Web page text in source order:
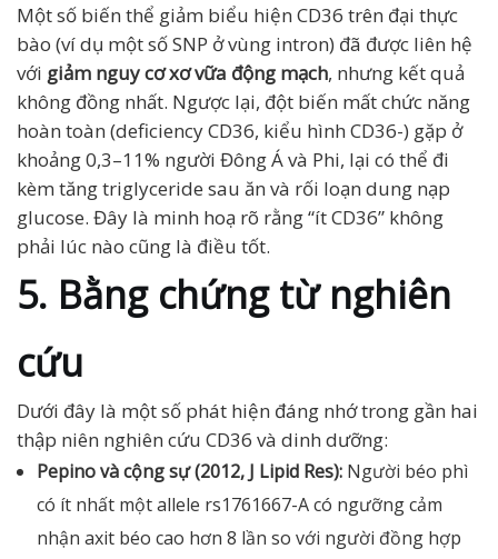
Một số biến thể giảm biểu hiện CD36 trên đại thực
bào (ví dụ một số SNP ở vùng intron) đã được liên hệ
với giảm nguy cơ xơ vữa động mạch, nhưng kết quả
không đồng nhất. Ngược lại, đột biến mất chức năng
hoàn toàn (deficiency CD36, kiểu hình CD36-) gặp ở
khoảng 0,3–11% người Đông Á và Phi, lại có thể đi
kèm tăng triglyceride sau ăn và rối loạn dung nạp
glucose. Đây là minh hoạ rõ rằng “ít CD36” không
phải lúc nào cũng là điều tốt.
5. Bằng chứng từ nghiên
cứu
Dưới đây là một số phát hiện đáng nhớ trong gần hai
thập niên nghiên cứu CD36 và dinh dưỡng:
Pepino và cộng sự (2012, J Lipid Res): Người béo phì
có ít nhất một allele rs1761667-A có ngưỡng cảm
nhận axit béo cao hơn 8 lần so với người đồng hợp